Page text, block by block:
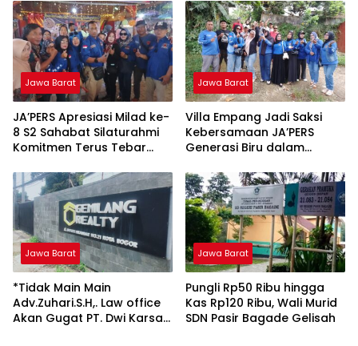
Kecamatan
Megamendung, Kabupaten
Bogor
Jawa Barat
JA’PERS Apresiasi Milad ke-
8 S2 Sahabat Silaturahmi
Komitmen Terus Tebar
Jawa Barat
Villa Empang Jadi Saksi
Kebersamaan JA’PERS
Generasi Biru dalam
Jawa Barat
*Tidak Main Main
Adv.Zuhari.S.H,. Law office
Akan Gugat PT. Dwi Karsa
Jawa Barat
Pungli Rp50 Ribu hingga
Kas Rp120 Ribu, Wali Murid
SDN Pasir Bagade Gelisah